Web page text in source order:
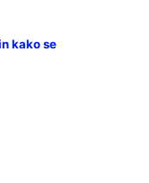
kako se